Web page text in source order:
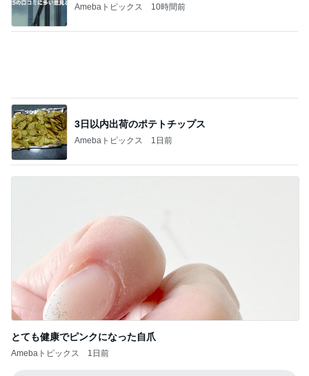
母まで知らなかった料理の正式名称
ノッチ 350円でライスおかわり自由
Amebaトピックス 15時間前
一目惚れで買った和柄のおかきの箱
Amebaトピックス